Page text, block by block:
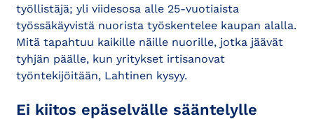
työllistäjä; yli viidesosa alle 25-vuotiaista
työssäkäyvistä nuorista työskentelee kaupan alalla.
Mitä tapahtuu kaikille näille nuorille, jotka jäävät
tyhjän päälle, kun yritykset irtisanovat
työntekijöitään, Lahtinen kysyy.
Ei kiitos epäselvälle sääntelylle